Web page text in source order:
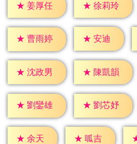
★ 姜厚任 ★ 徐莉玲
★ 曹雨婷 ★ 安迪
★ 沈政男 ★ 陳凱韻
★ 劉鑾雄 ★ 劉芯妤
★ 余天 ★ 呱吉